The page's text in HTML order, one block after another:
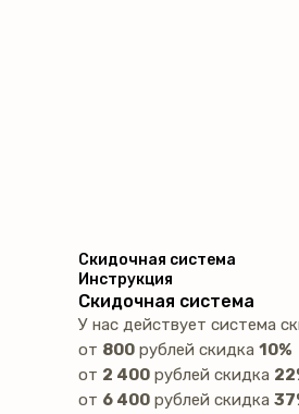
Скидочная система
Инструкция
Скидочная система
У нас действует система
от 800 рублей скидка 10%
от 2 400 рублей скидка
от 6 400 рублей скидка